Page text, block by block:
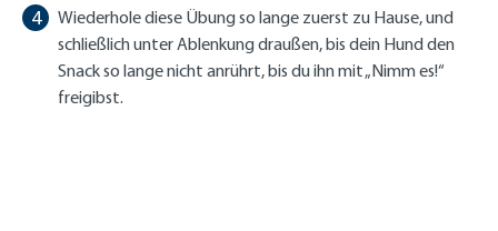
Wiederhole diese Übung so lange zuerst zu Hause, und
schließlich unter Ablenkung draußen, bis dein Hund den
Snack so lange nicht anrührt, bis du ihn mit „Nimm es!“
freigibst.